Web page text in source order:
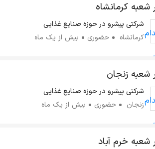
شعبه کرمانشاه
شرکتی پیشرو در حوزه صنایع غذایی
کرمانشاه
حضوری بیش از یک ماه
شعبه زنجان
شرکتی پیشرو در حوزه صنایع غذایی
زنجان
حضوری بیش از یک ماه
شعبه خرم آباد